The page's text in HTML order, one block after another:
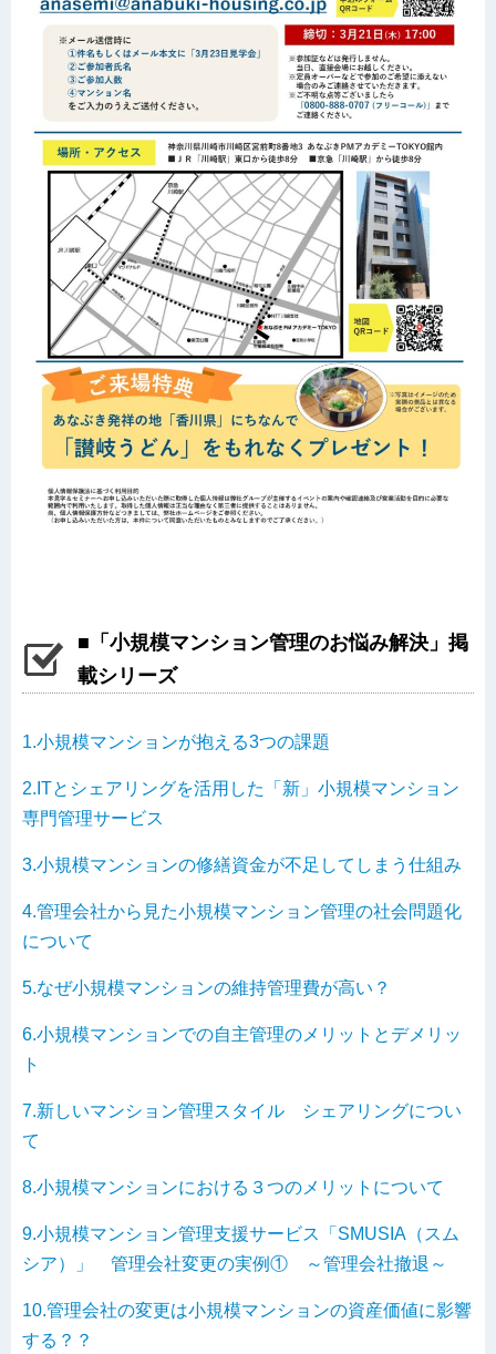
■「小規模マンション管理のお悩み解決」掲
載シリーズ
1.小規模マンションが抱える3つの課題
2.ITとシェアリングを活用した「新」小規模マンション
専門管理サービス
3.小規模マンションの修繕資金が不足してしまう仕組み
4.管理会社から見た小規模マンション管理の社会問題化
について
5.なぜ小規模マンションの維持管理費が高い？
6.小規模マンションでの自主管理のメリットとデメリッ
ト
7.新しいマンション管理スタイル シェアリングについ
て
8.小規模マンションにおける３つのメリットについて
9.小規模マンション管理支援サービス「SMUSIA（スム
シア）」 管理会社変更の実例① ～管理会社撤退～
10.管理会社の変更は小規模マンションの資産価値に影響
する？？